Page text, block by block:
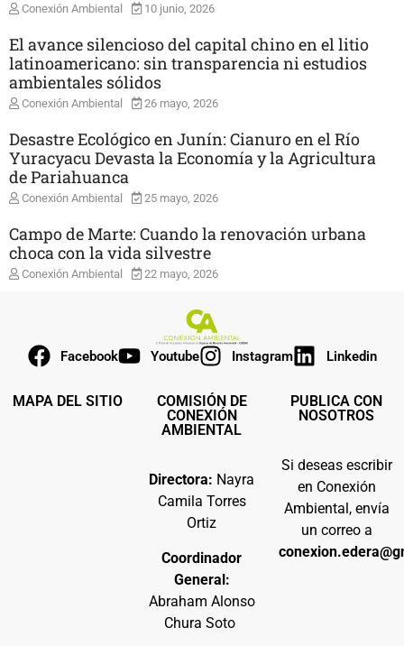
Conexión Ambiental 10 junio, 2026
El avance silencioso del capital chino en el litio
latinoamericano: sin transparencia ni estudios
ambientales sólidos
Conexión Ambiental 26 mayo, 2026
Desastre Ecológico en Junín: Cianuro en el Río
Yuracyacu Devasta la Economía y la Agricultura
de Pariahuanca
Conexión Ambiental 25 mayo, 2026
Campo de Marte: Cuando la renovación urbana
choca con la vida silvestre
Conexión Ambiental 22 mayo, 2026
Facebook Youtube Instagram Linkedin
MAPA DEL SITIO
COMISIÓN DE
CONEXIÓN
AMBIENTAL
Directora: Nayra
Camila Torres
Ortiz
Coordinador
General:
Abraham Alonso
Chura Soto
PUBLICA CON
NOSOTROS
Si deseas escribir
en Conexión
Ambiental, envía
un correo a